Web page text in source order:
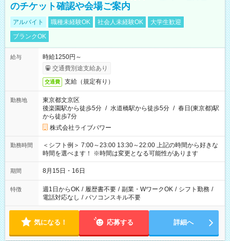
のチケット確認や会場ご案内
アルバイト 職種未経験OK 社会人未経験OK
大学生歓迎
ブランクOK
給与
時給1250円～
交通費別途支給あり
交通費 支給（規定有り）
勤務地
東京都文京区
後楽園駅から徒歩5分 / 水道橋駅から徒歩5分 / 春日(東京都)駅
から徒歩7分
株式会社ライブパワー
勤務時間
＜シフト例＞ 7:00～23:00 13:30～22:00 上記の時間から好きな
時間を選べます！ ※時間は変更となる可能性があります
期間 8月15日・16日
特徴 週1日からOK / 履歴書不要 / 副業・WワークOK / シフト勤務 /
電話対応なし / パソコンスキル不要
気になる！ 応募する 詳細へ